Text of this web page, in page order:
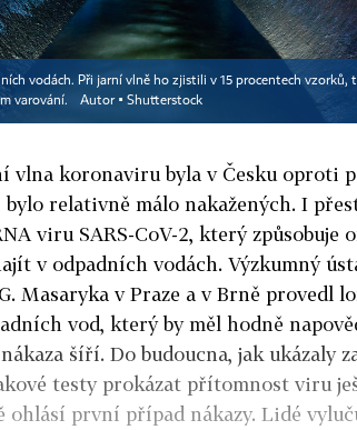
vodách. Při jarní vlně ho zjistili v 15 procentech
varování.
Autor ▪ Shutterstock
vlna koronaviru byla v Česku oproti
relativně málo nakažených. I
viru SARS-CoV-2, který způsobuje
v odpadních vodách. Výzkumný
Masaryka v Praze a v Brně provedl
vod, který by měl hodně
šíří. Do budoucna, jak ukázaly
testy prokázat přítomnost viru
ohlásí první případ nákazy. Lidé